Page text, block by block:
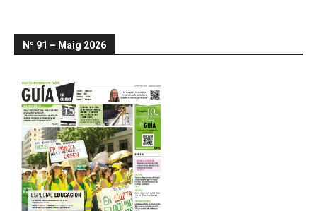
Nº 91 – Maig 2026